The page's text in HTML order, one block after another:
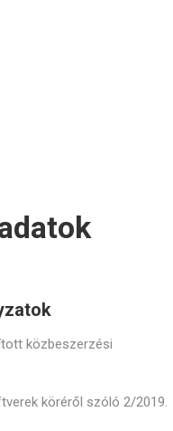
közbeszerzési
köréről szóló 2/2019.